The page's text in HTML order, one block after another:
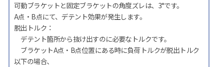
可動ブラケットと固定ブラケットの角度ズレは、3°です。
A点・B点にて、デテント効果が発生します。
脱出トルク：
デテント箇所から抜け出すのに必要なトルクです。
ブラケットA点・B点位置にある時に負荷トルクが脱出トルク
以下の場合、